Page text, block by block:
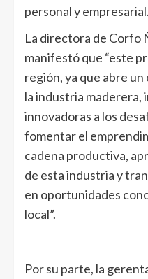
personal y empresarial.
La directora de Corfo
manifestó que “este
región, ya que abre
la industria maderera,
innovadoras a los
fomentar el
cadena productiva,
de esta industria y
en oportunidades
local”.
Por su parte, la